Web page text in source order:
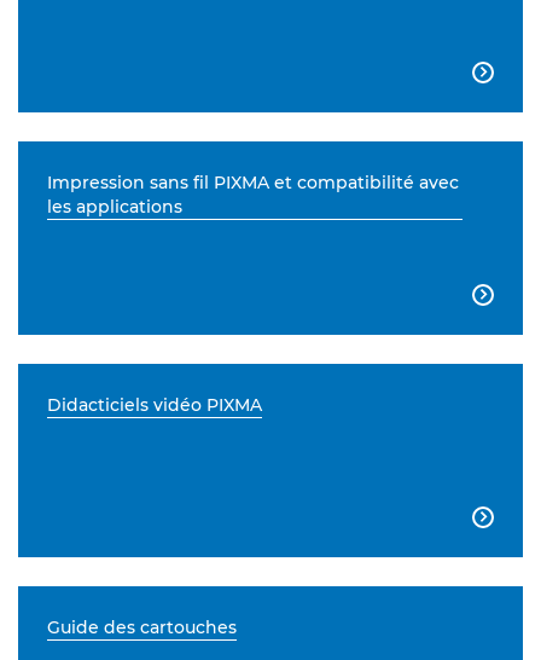

Impression sans fil PIXMA et compatibilité avec
les applications

Didacticiels vidéo PIXMA

Guide des cartouches